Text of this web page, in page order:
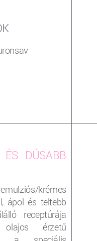
ÉS DÚSABB
krémes
ápol és teltebb
receptúrája
érzetű